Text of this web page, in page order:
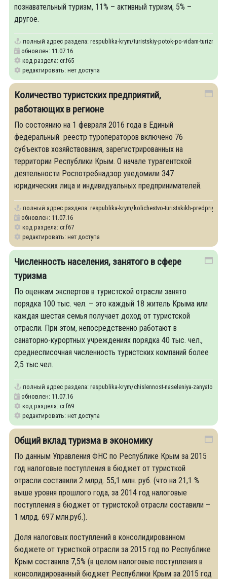
познавательный туризм, 11% – активный туризм, 5% –
другое.
полный адрес раздела: respublika-krym/turistskiy-potok-po-vidam-turizma
обновлен: 11.07.16
код раздела: cr.f65
редактировать: нет доступа
Количество туристских предприятий,
работающих в регионе
По состоянию на 1 февраля 2016 года в Единый
федеральный реестр туроператоров включено 76
субъектов хозяйствования, зарегистрированных на
территории Республики Крым. О начале турагентской
деятельности Роспотребнадзор уведомили 347
юридических лица и индивидуальных предпринимателей.
полный адрес раздела: respublika-krym/kolichestvo-turistskikh-predpriyatiy-
обновлен: 11.07.16
код раздела: cr.f67
редактировать: нет доступа
Численность населения, занятого в сфере
туризма
По оценкам экспертов в туристской отрасли занято
порядка 100 тыс. чел. – это каждый 18 житель Крыма или
каждая шестая семья получает доход от туристской
отрасли. При этом, непосредственно работают в
санаторно-курортных учреждениях порядка 40 тыс. чел.,
среднесписочная численность туристских компаний более
2,5 тыс.чел.
полный адрес раздела: respublika-krym/chislennost-naseleniya-zanyatogo-
обновлен: 11.07.16
код раздела: cr.f69
редактировать: нет доступа
Общий вклад туризма в экономику
По данным Управления ФНС по Республике Крым за 2015
год налоговые поступления в бюджет от туристкой
отрасли составили 2 млрд. 55,1 млн. руб. (что на 21,1 %
выше уровня прошлого года, за 2014 год налоговые
поступления в бюджет от туристской отрасли составили –
1 млрд. 697 млн.руб.).
Доля налоговых поступлений в консолидированном
бюджете от туристкой отрасли за 2015 год по Республике
Крым составила 7,5% (в целом налоговые поступления в
консолидированный бюджет Республики Крым за 2015 год